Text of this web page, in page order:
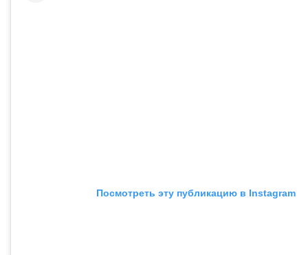
Посмотреть эту публикацию в Instagram